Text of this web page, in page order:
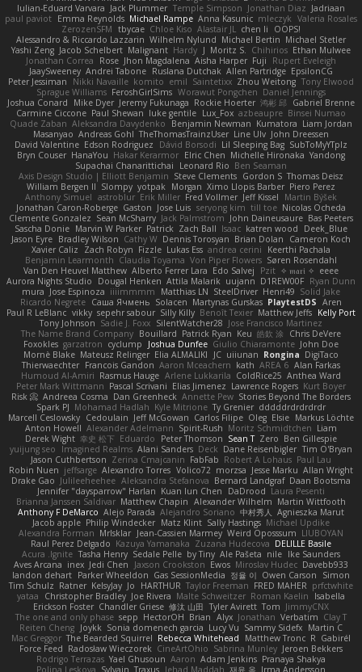
Iulian-Eduard Varvara Jack Plummer Temple Simpson Jonathan Diaz Jadriaan
paul paviot Emma Reynolds Michael Rampe Anna Kasunic mleczyk Valeria Rosales
ZerozenSFM tbycae Chloe Kiso Alastair JL chen li
OOPS!
Alessandro & Riccardo Lazzarin Wilhelm Nylund Michael Bertin Michael Stetler
Yashi Zeng Jacob Schelbert Malignant Hardy J Moritz S. Chihirios Ethan Mulwee
Jonathan Correa
Rose Jhon Magdalena Aisha Harper Fuji
Rupert Eveleigh
JaaySweeney Andrei Tabone Ruslana Dutchak Allen Partridge EpsilonCG
Peter Jessiman
Nikki Navaille komito emil Saintetixx Zhou Weitong Tony Elwood
Sprague Williams FeroshGirlSims Worawut Pongchen Daniel Jennings
Joshua Conard
Mike Dyer Jeremy Fukunaga Rockie Hoerter 鸿彬 邱 Gabriel Brenne
Carmine Ciccone Paul Shewan luke gentile Lux_Fox azbeaupre Binsei Numao
Quade Zaban Aleksandra Davydenko Benjamin Newman Kumatora Liam Jordan
Masanyao Andreas Gohl TheThomasTrainzUser Line Ulv John Dreessen
David Valentine Edson Rodriguez Dávid Borsodi Lil Sleeping Bag SubToMyYTplz
Bryn Couser HanaYou Hakar Kerarmor Elric Chen Michelle Hironaka Yandong
Supachai Chanarittichai
Leonard Rio Ben Seaman
Axis Design Studio | Elliott Benjamin Steve Clements Gordon S Thomas Deisz
William Bergen II Slompy yotpak Morgan Ximo Llopis Barber Piero Perez
Anthony Simuel astroblur Erik Miller Fred Vollmer Jeff Kissel
Martin Býšek
Jonathan Caron-Roberge Gaston Jose Luis seryong kim till toe Nicolas Ocheda
Clemente Gonzalez Sean McSharry Jack Palmstrom John Daineusaure Bas Peeters
Sascha Donie Marvin W Parker Patrick Zach Ball Isaac katren wood
Deek_Blue
Jason Eyre Bradley Wilson Cathy W Dennis Torosyan Brian Dolan
Cameron Koch
Xavier Caliz
Zach Robyn Fizzle Lukas Ess andrea cerini
Keerthi Pachala
Benjamin Learmonth Claudia Toyama Von Piper Flowers Søren Rosendahl
Van Den Heuvel Matthew Alberto Ferrer Lara Edo Salvej Pzit ✧ 𝔪𝔞𝔯𝔦 ✧ eeee
Aurora Nights Studio
Dougal Henken Attila Malarik uujann D1REW00F Ryan Dunn
mura Jose Espinoza iiiimmmm Matthias LN SteelDriver Henri49 Solid Jake
Ricardo Negrete Саша Ячмень Solacen Martynas Gurskas PlaytestDS Aren
Paul R LeBlanc vikky sepehr sabour Silly Killy Benoît Texier Matthew Jeffs Kelly Port
Tony Johnson Sadie J. Foxx SilentWatcher28 Jose Francisco Martinez
The Name Brand Company Bouillard Patrick Ryan Keu 皓欽 涂 Chris DeVere
Foxokles garzatron cyclump Joshua Dunfee Giulio Chiaramonte John Doe
Mornè Blake Mateusz Relinger Elia ALMALIKI JC uiiunan Rongina DigiTaco
Thierwaechter Francois Gandon Aaron Mceachern kath AREA 6 Alan Farkas
Humoud Al-Amiri Rasmus Hauge Arlene Lukkarila ColdRice25 Anthea Ward
Peter Mark Wittmann Pascal Scrivani Elias Jimenez Lawrence Rogers Kurt Boyer
Risk 📀 Andreea Cosma Dan Greenheck Annette Pew Stories Beyond The Borders
Spark PJ Mohamad Hadlah Kyle Mitrione Ty Grenier dddddrdrdrdrdr
Marcell Ceslowsky Cedoulain Jeff McGowan Carlos Filipe Oleg Elsie Markus Löchte
Anton Howell Alexander Adelmann Spirit-Rush Moritz Schmidtchen Liam
Derek Wight 幸史 松下 Eduardo Peter Thomson Sean T Zero Ben Gillespie
yuijung seo
Imagined Realms Alani Sanders Deck Dane Reisenbigler Tim O'Bryan
Jason Cuthbertson Zerina Cmajcanin FabFab Robert A Lohaus Paul Lau
Robin Nuen jeffsarge Alexandro Torres Volico72 morzsa Jesse Marku Allan Wright
Drake Gao Julileeheehee Aleksandra Stefanova Bernard Landgraf Daan Bootsma
Jennifer "daysparrow" Harlan Kuan lun Chen DaDrood Laura Pesenti
Brianna Janssen Saldivar Matthew Chapin Alexander Wilhelm Martin Wittfooth
Anthony F DeMarco Alejo Parada Alejandro Soriano 中村秀人
Agnieszka Marut
Jacob apple Philip Windecker Matz Klint Sally Hastings Michael Updike
Alexandra Forman MrIsklar Jean-Cassien Marmey Weird Oposssum LIUBOYAN
Raul Perez Delgado Kazuya Yamanaka Zuzana Hudecova DELILLE Basile
Acura .Ignite Tasha Henry Sedale Pelle by Tiny Ale Pašeta nile Ike Saunders
Aves Arcana inex Jedi Chen Jaxson Crookston Ewos Miroslav Hudec Davebb933
landon dehart Parker Wheeldon Gas SessionMedia 정율 이 Owen Carson
Simon
Tim Schulz Ratner KelsyJay Jo HARTHUR Taylor Freeman FRED MAHER prfctwhite
yataa
Christopher Bradley Joe Rivera Malte Schweitzer Roman Kaelin
Isabella
Erickson Foster Chandler Griese 修汰 山田 Tyler Avirett Tom JimmyCNX
The one and only phase sepp HectorOH Brian Alyx Jonathan Verbatim Clay T
Reiten Cheng Joykk Sonia domenech garcia Lucy Vu Sammy Sidefx Martin C
Mac Greggor The Bearded Squirrel Rebecca Whitehead Matthew Tronc R Gabirél
Force Feed Radosław Wieczorek CineArtOhio Sabrina Munley Jeroen Bekkers
Rodrigo Terrazas Yael Ghusoun Aaron Adam Jenkins Pranaya Shakya
Polina Leskova Sylvain Traxus Jehad Maddah 재윤 옥 Irma Andersson